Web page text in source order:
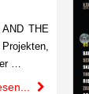
THE
…